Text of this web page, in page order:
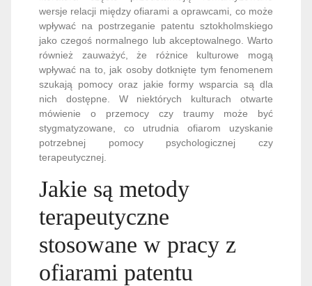
wersje relacji między ofiarami a oprawcami, co może
wpływać na postrzeganie patentu sztokholmskiego
jako czegoś normalnego lub akceptowalnego. Warto
również zauważyć, że różnice kulturowe mogą
wpływać na to, jak osoby dotknięte tym fenomenem
szukają pomocy oraz jakie formy wsparcia są dla
nich dostępne. W niektórych kulturach otwarte
mówienie o przemocy czy traumy może być
stygmatyzowane, co utrudnia ofiarom uzyskanie
potrzebnej pomocy psychologicznej czy
terapeutycznej.
Jakie są metody
terapeutyczne
stosowane w pracy z
ofiarami patentu